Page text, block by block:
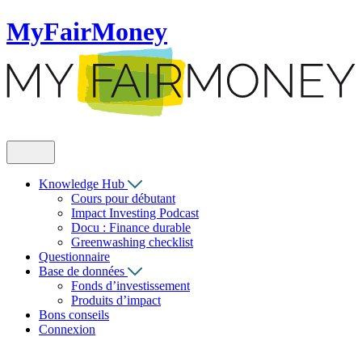
MyFairMoney
Knowledge Hub
Cours pour débutant
Impact Investing Podcast
Docu : Finance durable
Greenwashing checklist
Questionnaire
Base de données
Fonds d’investissement
Produits d’impact
Bons conseils
Connexion